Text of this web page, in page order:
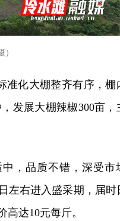
准化大棚整齐有序，棚
发展大棚辣椒300亩，
，品质不错，深受市
左右进入盛采期，届时
高达10元每斤。